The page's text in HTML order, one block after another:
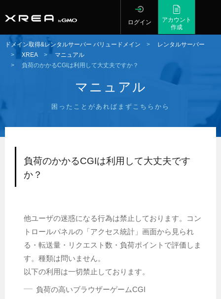
ログイン
アカウント
作成
ドメイン取得&レンタルサーバー バリュードメイン > レンタルサーバー
> XREA > マニュアル
> 負荷のかかるCGIは利用して大丈夫ですか？
マニュアル
困ったことがあればまずこちらから
負荷のかかるCGIは利用して大丈夫です
か？
他ユーザの迷惑になる行為は禁止しております。コン
トロールパネルの「アクセス統計」画面から見られ
る・転送量・リクエスト数・負荷ポイントで評価しま
す。種類は問いません。
以下の利用は一切禁止しております。
負荷の高いブラウザーゲームCGI